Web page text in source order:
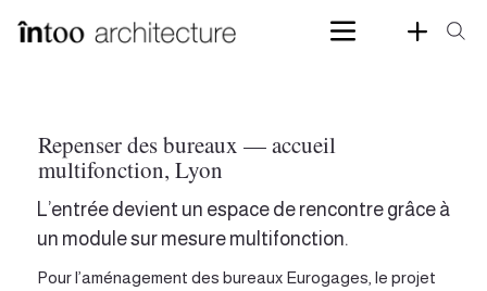
Repenser des bureaux — accueil
multifonction, Lyon
L’entrée devient un espace de rencontre grâce à
un module sur mesure multifonction.
Pour l’aménagement des bureaux Eurogages, le projet